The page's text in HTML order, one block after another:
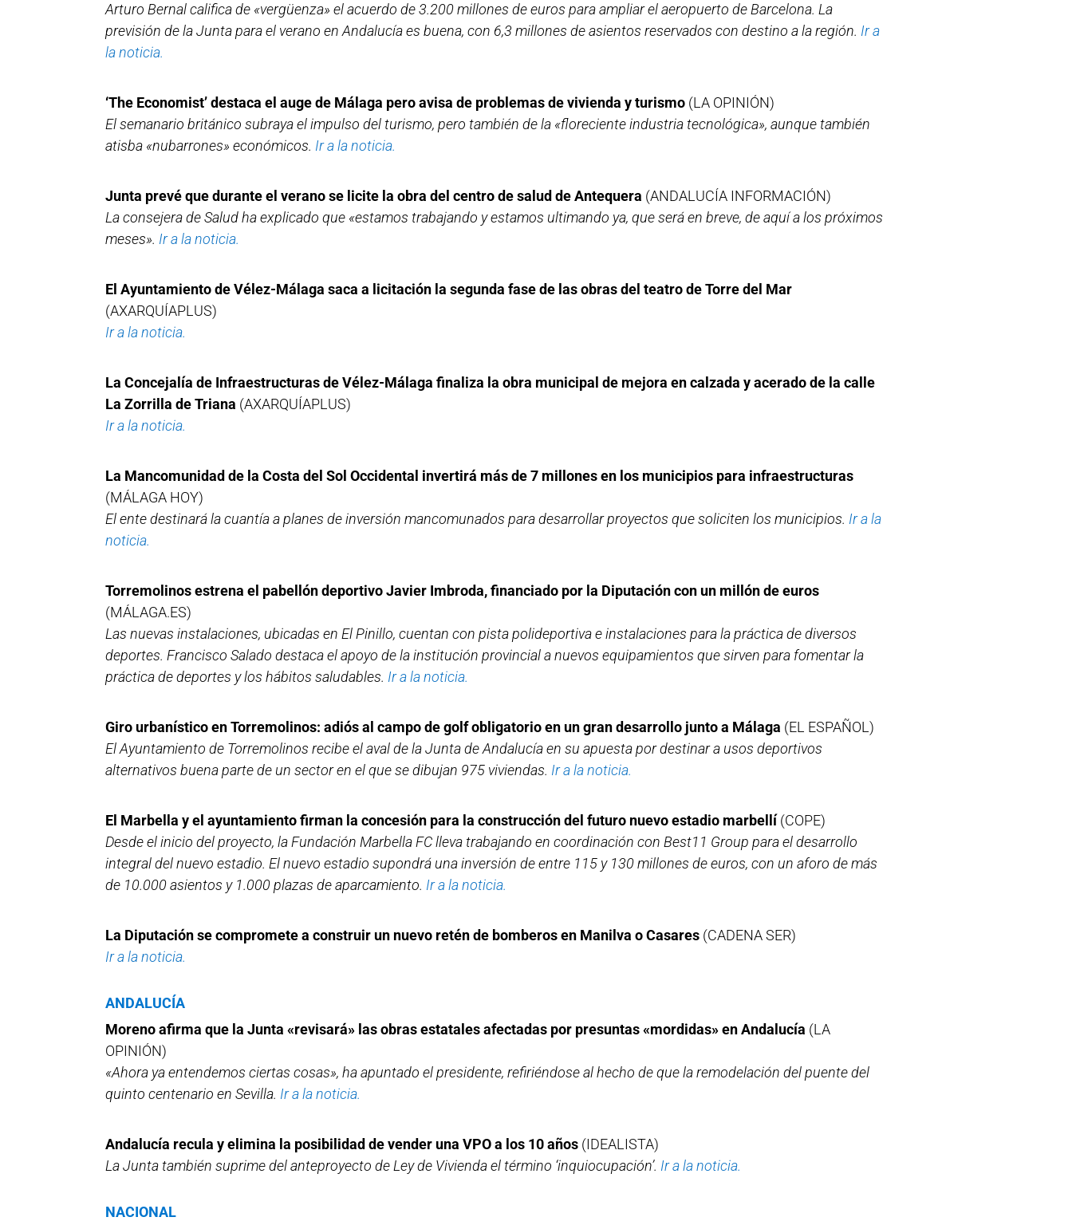
Arturo Bernal califica de «vergüenza» el acuerdo de 3.200 millones de euros para ampliar el aeropuerto de Barcelona. La
previsión de la Junta para el verano en Andalucía es buena, con 6,3 millones de asientos reservados con destino a la región. Ir a
la noticia.
‘The Economist’ destaca el auge de Málaga pero avisa de problemas de vivienda y turismo (LA OPINIÓN)
El semanario británico subraya el impulso del turismo, pero también de la «floreciente industria tecnológica», aunque también
atisba «nubarrones» económicos. Ir a la noticia.
Junta prevé que durante el verano se licite la obra del centro de salud de Antequera (ANDALUCÍA INFORMACIÓN)
La consejera de Salud ha explicado que «estamos trabajando y estamos ultimando ya, que será en breve, de aquí a los próximos
meses». Ir a la noticia.
El Ayuntamiento de Vélez-Málaga saca a licitación la segunda fase de las obras del teatro de Torre del Mar
(AXARQUÍAPLUS)
Ir a la noticia.
La Concejalía de Infraestructuras de Vélez-Málaga finaliza la obra municipal de mejora en calzada y acerado de la calle
La Zorrilla de Triana (AXARQUÍAPLUS)
Ir a la noticia.
La Mancomunidad de la Costa del Sol Occidental invertirá más de 7 millones en los municipios para infraestructuras
(MÁLAGA HOY)
El ente destinará la cuantía a planes de inversión mancomunados para desarrollar proyectos que soliciten los municipios. Ir a la
noticia.
Torremolinos estrena el pabellón deportivo Javier Imbroda, financiado por la Diputación con un millón de euros
(MÁLAGA.ES)
Las nuevas instalaciones, ubicadas en El Pinillo, cuentan con pista polideportiva e instalaciones para la práctica de diversos
deportes. Francisco Salado destaca el apoyo de la institución provincial a nuevos equipamientos que sirven para fomentar la
práctica de deportes y los hábitos saludables. Ir a la noticia.
Giro urbanístico en Torremolinos: adiós al campo de golf obligatorio en un gran desarrollo junto a Málaga (EL ESPAÑOL)
El Ayuntamiento de Torremolinos recibe el aval de la Junta de Andalucía en su apuesta por destinar a usos deportivos
alternativos buena parte de un sector en el que se dibujan 975 viviendas. Ir a la noticia.
El Marbella y el ayuntamiento firman la concesión para la construcción del futuro nuevo estadio marbellí (COPE)
Desde el inicio del proyecto, la Fundación Marbella FC lleva trabajando en coordinación con Best11 Group para el desarrollo
integral del nuevo estadio. El nuevo estadio supondrá una inversión de entre 115 y 130 millones de euros, con un aforo de más
de 10.000 asientos y 1.000 plazas de aparcamiento. Ir a la noticia.
La Diputación se compromete a construir un nuevo retén de bomberos en Manilva o Casares (CADENA SER)
Ir a la noticia.
ANDALUCÍA
Moreno afirma que la Junta «revisará» las obras estatales afectadas por presuntas «mordidas» en Andalucía (LA
OPINIÓN)
«Ahora ya entendemos ciertas cosas», ha apuntado el presidente, refiriéndose al hecho de que la remodelación del puente del
quinto centenario en Sevilla. Ir a la noticia.
Andalucía recula y elimina la posibilidad de vender una VPO a los 10 años (IDEALISTA)
La Junta también suprime del anteproyecto de Ley de Vivienda el término ‘inquiocupación’. Ir a la noticia.
NACIONAL